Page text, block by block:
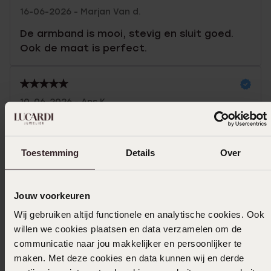
Toestemming Details Over
Jouw voorkeuren
Wij gebruiken altijd functionele en analytische cookies. Ook
willen we cookies plaatsen en data verzamelen om de
communicatie naar jou makkelijker en persoonlijker te
maken. Met deze cookies en data kunnen wij en derde
16-06-2026 - Marjan Van d.
De armband is mooi, stevig en sluit goed.
Ook de maat is perfect.
10-06-2026 - Ans K.
Selecteer maat & bestel
Ook leuk voor jou